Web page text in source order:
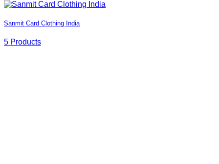
Sanmit Card Clothing India
5 Products